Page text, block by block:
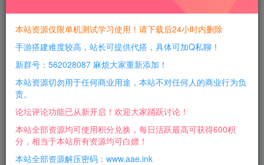
每日活跃最高可获得600积分！所有资源可以使用
积分免费兑换！
游戏介绍：
游戏截图：
本站资源仅限单机测试学习使用！请下载后24小时内删除
手游搭建难度较高，站长可提供代搭，具体可加Q私聊！
新群号：562028087 麻烦大家重新添加！
本站资源切勿用于任何商业用途，本站不对任何人的商业行为负
责。
论坛评论功能已从新开启！欢迎大家踊跃讨论！
本站全部资源均可使用积分兑换，每日活跃最高可获得600积
分，相当于本站所有资源均可白嫖！
本站全部资源解压密码：www.aae.ink